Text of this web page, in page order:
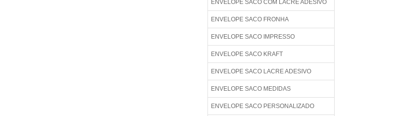
ENVELOPE SACO COM LACRE ADESIVO
ENVELOPE SACO FRONHA
ENVELOPE SACO IMPRESSO
ENVELOPE SACO KRAFT
ENVELOPE SACO LACRE ADESIVO
ENVELOPE SACO MEDIDAS
ENVELOPE SACO PERSONALIZADO